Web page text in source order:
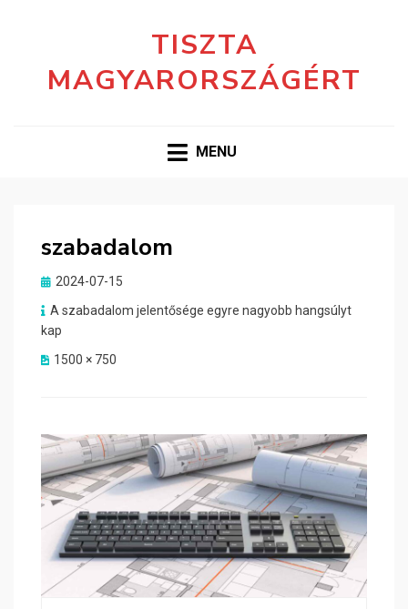
TISZTA
MAGYARORSZÁGÉRT
MENU
szabadalom
Posted
2024-07-15
A szabadalom jelentősége egyre nagyobb hangsúlyt
kap
1500 × 750